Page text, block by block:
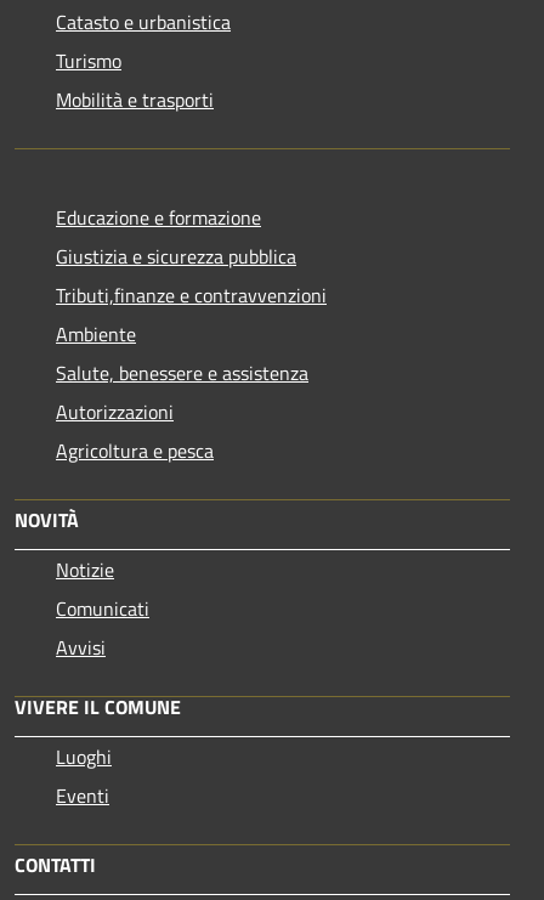
Catasto e urbanistica
Turismo
Mobilità e trasporti
Educazione e formazione
Giustizia e sicurezza pubblica
Tributi,finanze e contravvenzioni
Ambiente
Salute, benessere e assistenza
Autorizzazioni
Agricoltura e pesca
NOVITÀ
Notizie
Comunicati
Avvisi
VIVERE IL COMUNE
Luoghi
Eventi
CONTATTI